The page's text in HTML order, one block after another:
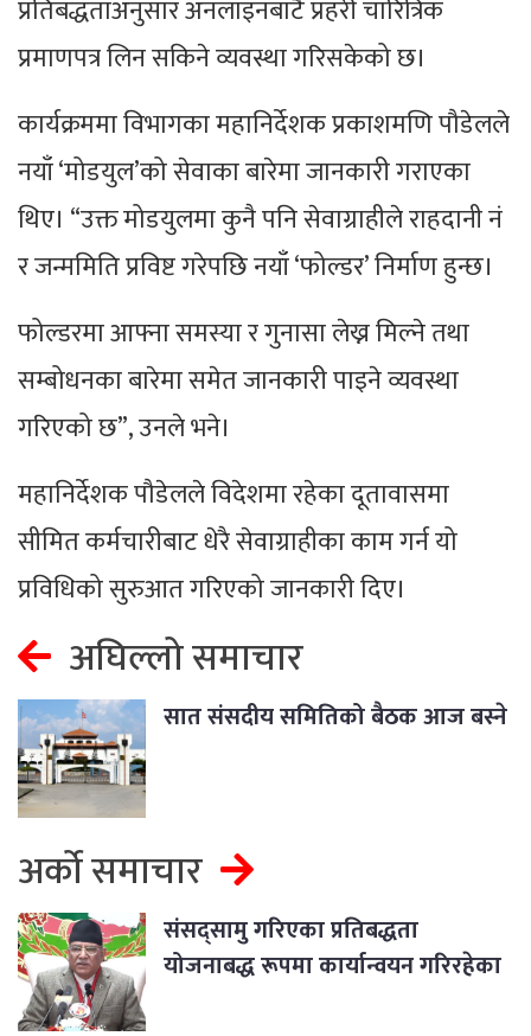
प्रतिबद्धताअनुसार अनलाइनबाटै प्रहरी चारित्रिक
प्रमाणपत्र लिन सकिने व्यवस्था गरिसकेको छ।
कार्यक्रममा विभागका महानिर्देशक प्रकाशमणि पौडेलले
नयाँ ‘मोडयुल’को सेवाका बारेमा जानकारी गराएका
थिए। “उक्त मोडयुलमा कुनै पनि सेवाग्राहीले राहदानी नं
र जन्ममिति प्रविष्ट गरेपछि नयाँ ‘फोल्डर’ निर्माण हुन्छ।
फोल्डरमा आफ्ना समस्या र गुनासा लेख्न मिल्ने तथा
सम्बोधनका बारेमा समेत जानकारी पाइने व्यवस्था
गरिएको छ”, उनले भने।
महानिर्देशक पौडेलले विदेशमा रहेका दूतावासमा
सीमित कर्मचारीबाट धेरै सेवाग्राहीका काम गर्न यो
प्रविधिको सुरुआत गरिएको जानकारी दिए।
अघिल्लो समाचार
सात संसदीय समितिको बैठक आज बस्ने
अर्को समाचार
संसद्सामु गरिएका प्रतिबद्धता
योजनाबद्ध रूपमा कार्यान्वयन गरिरहेका